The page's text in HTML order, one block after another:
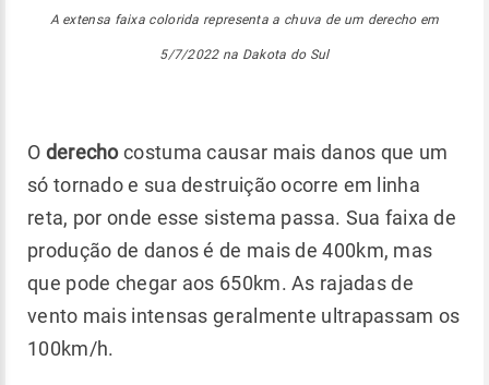
A extensa faixa colorida representa a chuva de um derecho em
5/7/2022 na Dakota do Sul
O derechocostuma causar mais danos que um
só tornado e sua destruição ocorre em linha
reta, por onde esse sistema passa. Sua faixa de
produção de danos é de mais de 400km, mas
que pode chegar aos 650km. As rajadas de
vento mais intensas geralmente ultrapassam os
100km/h.